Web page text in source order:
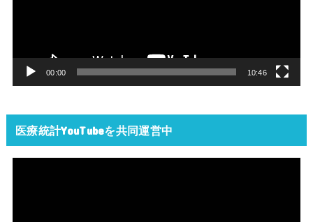
00:00 10:46
医療統計YouTubeを共同運営中